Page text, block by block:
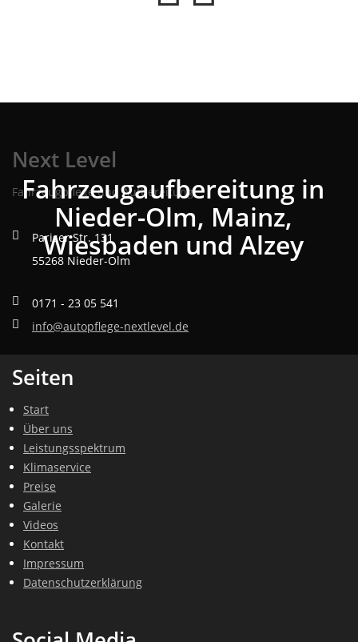
Fahrzeugaufbereitung in
Nieder-Olm, Mainz,
Wiesbaden und Alzey
Next Level
Fahrzeugpflege und Aufbereitung
Pariser Str. 131
55268 Nieder-Olm
0171 - 23 05 541
info@autopflege-nextlevel.de
Seiten
Start
Über uns
Leistungsspektrum
Klimaservice
Preise
Galerie
Videos
Kontakt
Impressum
Datenschutzerklärung